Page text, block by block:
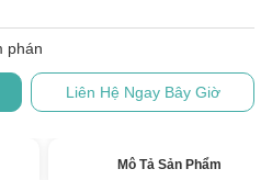
phán
Liên Hệ Ngay Bây Giờ
Mô Tả Sản Phẩm